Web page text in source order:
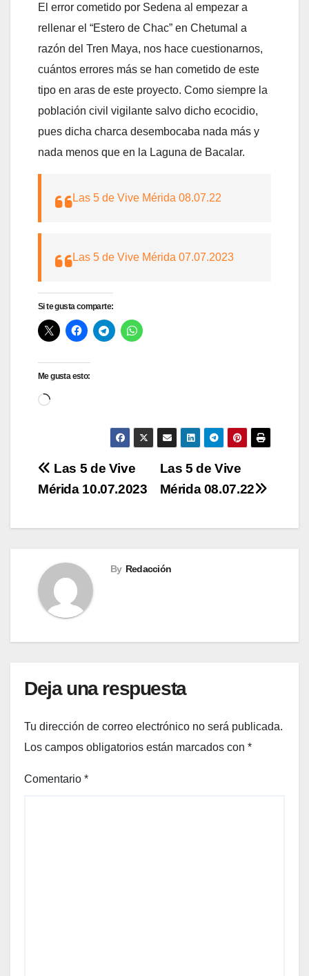
El error cometido por Sedena al empezar a
rellenar el “Estero de Chac” en Chetumal a
razón del Tren Maya, nos hace cuestionarnos,
cuántos errores más se han cometido de este
tipo en aras de este proyecto. Como siempre la
población civil vigilante salvo dicho ecocidio,
pues dicha charca desembocaba nada más y
nada menos que en la Laguna de Bacalar.
Las 5 de Vive Mérida 08.07.22
Las 5 de Vive Mérida 07.07.2023
Si te gusta comparte:
Me gusta esto:
Cargando...
Navegación
de
entradas
Las 5 de Vive
Mérida 08.07.22
Las 5 de Vive
Mérida 10.07.2023
By Redacción
Deja una respuesta
Tu dirección de correo electrónico no será publicada.
Los campos obligatorios están marcados con *
Comentario *